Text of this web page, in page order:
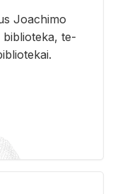
Jo­a­chi­mo
bi­b­lio­te­ka, te­